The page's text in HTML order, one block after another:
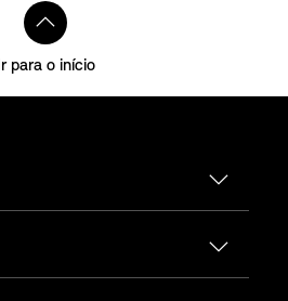
Ir para o início